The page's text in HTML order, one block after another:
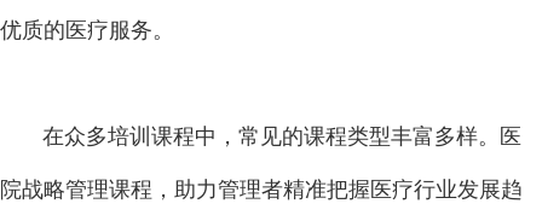
优质的医疗服务。
在众多培训课程中，常见的课程类型丰富多样。医
院战略管理课程，助力管理者精准把握医疗行业发展趋